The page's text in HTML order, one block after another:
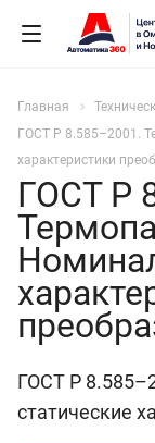
Главная
ГОСТ Р 8.585–2001.
характеристики
ГОСТ Р
ГОСТ Р
статические